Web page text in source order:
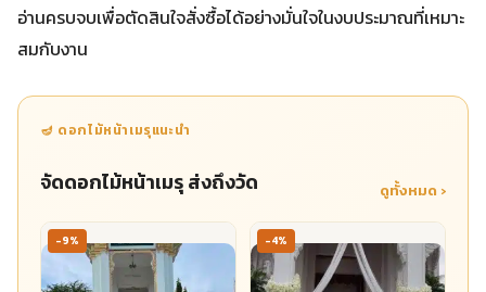
อ่านครบจบเพื่อตัดสินใจสั่งซื้อได้อย่างมั่นใจในงบประมาณที่เหมาะ
สมกับงาน
🪔 ดอกไม้หน้าเมรุแนะนำ
จัดดอกไม้หน้าเมรุ ส่งถึงวัด ดูทั้งหมด ›
-9% -4%